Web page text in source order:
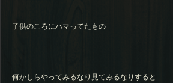
子供のころにハマってたもの
何かしらやってみるなり見てみるなりすると